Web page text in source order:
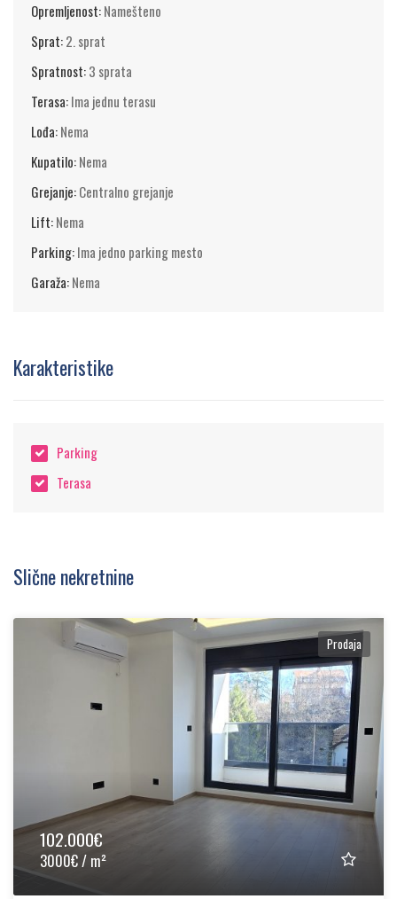
Opremljenost:Namešteno
Sprat:2. sprat
Spratnost:3 sprata
Terasa:Ima jednu terasu
Lođa:Nema
Kupatilo:Nema
Grejanje:Centralno grejanje
Lift:Nema
Parking:Ima jedno parking mesto
Garaža:Nema
Karakteristike
Parking
Terasa
Slične nekretnine
Prodaja
102.000€
3000€ / m²